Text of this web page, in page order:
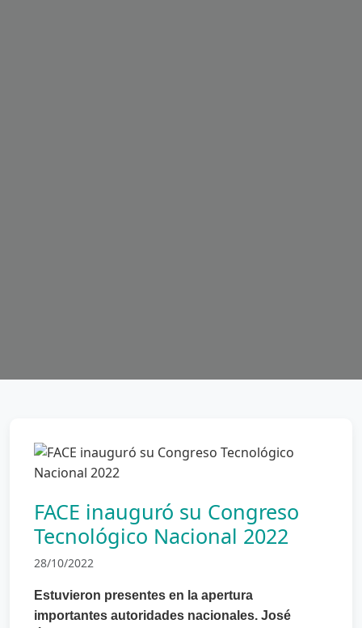
FACE inauguró su Congreso
Tecnológico Nacional 2022
28/10/2022
Estuvieron presentes en la apertura
importantes autoridades nacionales. José